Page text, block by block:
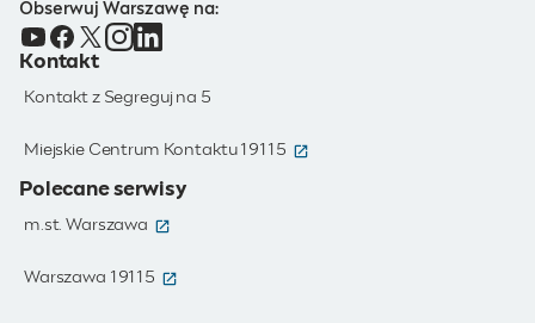
Obserwuj Warszawę na:
Kontakt
Kontakt z Segreguj na 5
Miejskie Centrum Kontaktu 19115 (otwiera się w nowym oknie)
Polecane serwisy
m.st. Warszawa (otwiera się w nowym oknie)
Warszawa 19115 (otwiera się w nowym oknie)